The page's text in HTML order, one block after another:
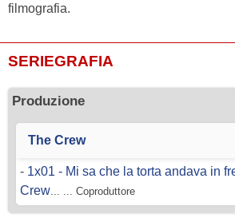
filmografia.
SERIEGRAFIA
Produzione
The Crew
- 1x01 - Mi sa che la torta andava in
Crew ... ... Coproduttore